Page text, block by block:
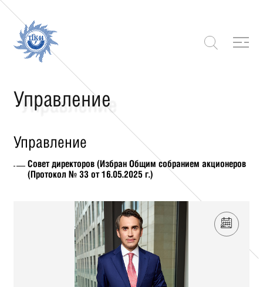
Управление
Управление
Совет директоров (Избран Общим собранием акционеров
(Протокол № 33 от 16.05.2025 г.)